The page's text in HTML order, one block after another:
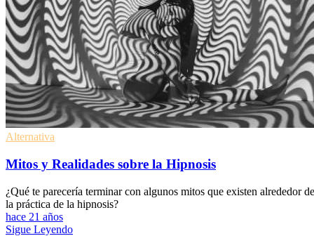
Alternativa
Mitos y Realidades sobre la Hipnosis
¿Qué te parecería terminar con algunos mitos que existen alrededor de
la práctica de la hipnosis?
hace 21 años
Sigue Leyendo